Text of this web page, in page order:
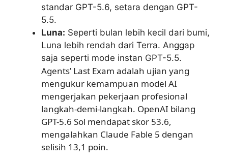
standar GPT-5.6, setara dengan GPT-
5.5.
Luna: Seperti bulan lebih kecil dari bumi,
Luna lebih rendah dari Terra. Anggap
saja seperti mode instan GPT-5.5.
Agents’ Last Exam adalah ujian yang
mengukur kemampuan model AI
mengerjakan pekerjaan profesional
langkah-demi-langkah. OpenAI bilang
GPT-5.6 Sol mendapat skor 53.6,
mengalahkan Claude Fable 5 dengan
selisih 13,1 poin.